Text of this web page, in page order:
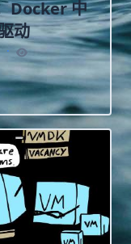
Docker 中
动
·